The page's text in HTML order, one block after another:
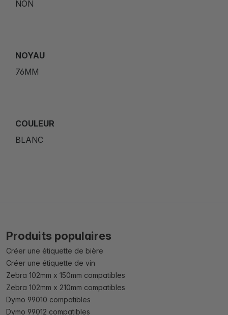
NON
NOYAU
76MM
COULEUR
BLANC
Produits populaires
Créer une étiquette de bière
Créer une étiquette de vin
Zebra 102mm x 150mm compatibles
Zebra 102mm x 210mm compatibles
Dymo 99010 compatibles
Dymo 99012 compatibles